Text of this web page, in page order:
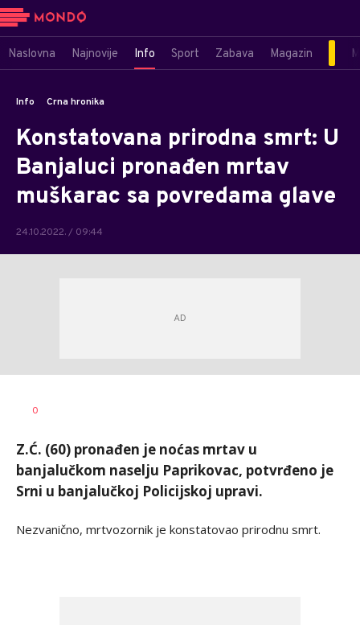
Naslovna Najnovije Info Sport Zabava Magazin
Info Crna hronika
Konstatovana prirodna smrt: U
Banjaluci pronađen mrtav
muškarac sa povredama glave
24.10.2022. / 09:44
AUTOR
0
Z.Ć. (60) pronađen je noćas mrtav u
banjalučkom naselju Paprikovac, potvrđeno je
Srni u banjalučkoj Policijskoj upravi.
Nezvanično, mrtvozornik je konstatovao prirodnu smrt.